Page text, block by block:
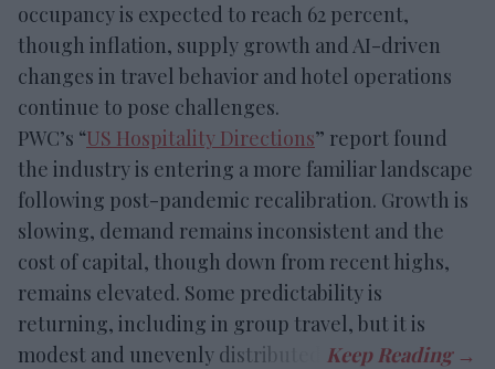
occupancy is expected to reach 62 percent,
though inflation, supply growth and AI-driven
changes in travel behavior and hotel operations
continue to pose challenges.
PWC’s “US Hospitality Directions” report found
the industry is entering a more familiar landscape
following post-pandemic recalibration. Growth is
slowing, demand remains inconsistent and the
cost of capital, though down from recent highs,
remains elevated. Some predictability is
returning, including in group travel, but it is
modest and unevenly distributed.